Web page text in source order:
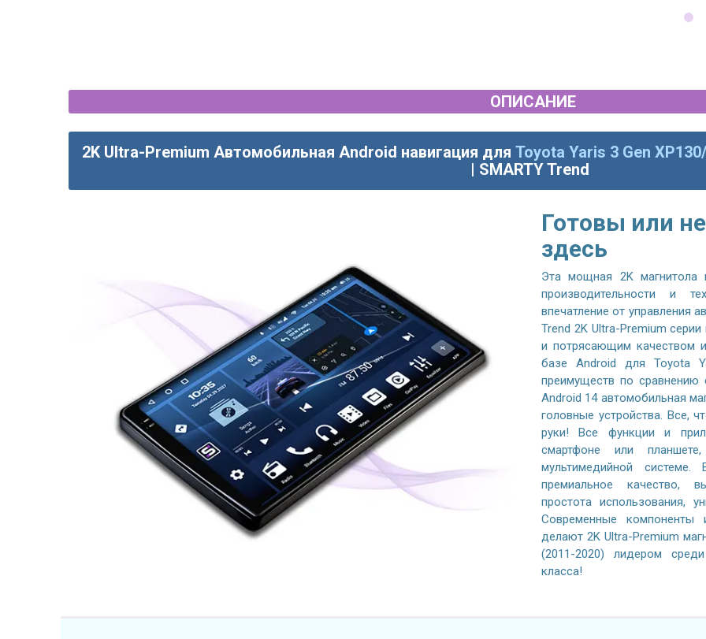
ОПИСАНИЕ
2K Ultra-Premium Автомобильная Android навигация для Toyota Yaris 3 Gen
| SMARTY Trend
Готовы или
здесь
Эта мощная 2K
производительности и
впечатление от управления
Trend 2K Ultra-Premium
и потрясающим качеством
базе Android для Toyota
преимуществ по сравнению
Android 14 автомобильная
головные устройства. Все,
руки! Все функции и
смартфоне или
мультимедийной
премиальное качество,
простота использования,
Современные компоненты
делают 2K Ultra-Premium
(2011-2020) лидером
класса!